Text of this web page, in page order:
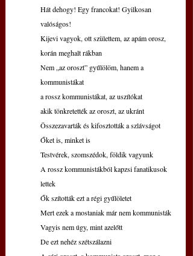
Hát dehogy! Egy francokat! Gyilkosan
valóságos!
Kijevi vagyok, ott születtem, az apám orosz,
korán meghalt rákban
Nem „az oroszt” gyűlölöm, hanem a
kommunistákat
a rossz kommunistákat, az uszítókat
akik tönkretették az oroszt, az ukránt
Összezavarták és kifosztották a szlávságot
Őket is, minket is
Testvérek, szomszédok, földik vagyunk
A rossz kommunistákból kapzsi fanatikusok
lettek
Ők szították ezt a régi gyűlöletet
Mert ezek a mostaniak már nem kommunisták
Vagyis nem úgy, mint azelőtt
De ezt nehéz szétszálazni